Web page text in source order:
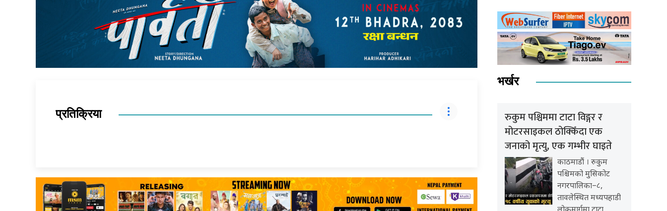
प्रतिक्रिया
भर्खर
रुकुम पश्चिममा टाटा विङ्गर र
मोटरसाइकल ठोक्किँदा एक
जनाको मृत्यु, एक गम्भीर घाइते
काठमाडौं । रुकुम
पश्चिमको मुसिकोट
नगरपालिका–८,
तावलेस्थित मध्यपहाडी